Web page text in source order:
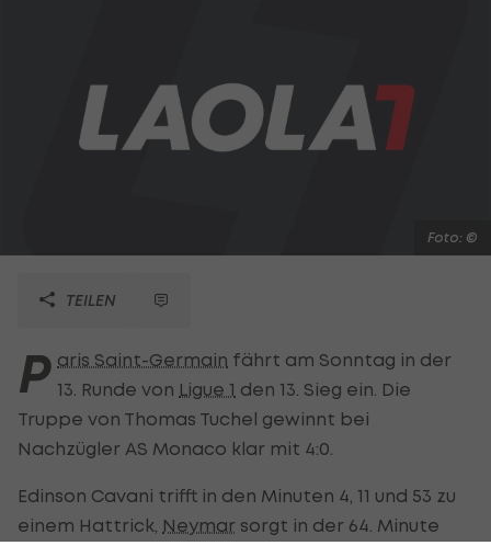
Foto: ©
TEILEN
P aris Saint-Germain fährt am Sonntag in der
13. Runde von Ligue 1 den 13. Sieg ein. Die
Truppe von Thomas Tuchel gewinnt bei
Nachzügler AS Monaco klar mit 4:0.
Edinson Cavani trifft in den Minuten 4, 11 und 53 zu
einem Hattrick, Neymar sorgt in der 64. Minute